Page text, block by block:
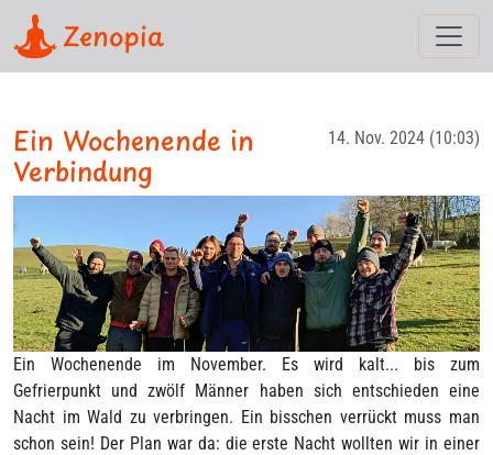
Zenopia
14. Nov. 2024 (10:03)
Ein Wochenende in
Verbindung
Ein Wochenende im November. Es wird kalt... bis zum
Gefrierpunkt und zwölf Männer haben sich entschieden eine
Nacht im Wald zu verbringen. Ein bisschen verrückt muss man
schon sein! Der Plan war da: die erste Nacht wollten wir in einer